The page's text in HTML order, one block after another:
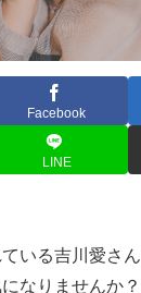
Facebook
LINE
いる吉川愛さん
なりませんか？